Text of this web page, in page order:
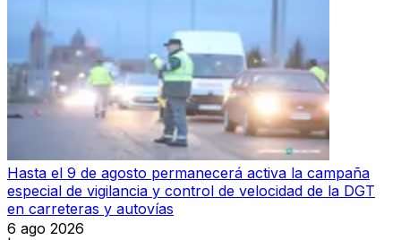
Hasta el 9 de agosto permanecerá activa la campaña
especial de vigilancia y control de velocidad de la DGT
en carreteras y autovías
6 ago 2026